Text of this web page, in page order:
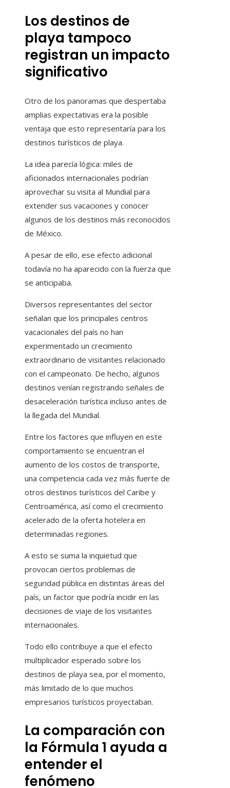
Los destinos de
playa tampoco
registran un impacto
significativo
Otro de los panoramas que despertaba
amplias expectativas era la posible
ventaja que esto representaría para los
destinos turísticos de playa.
La idea parecía lógica: miles de
aficionados internacionales podrían
aprovechar su visita al Mundial para
extender sus vacaciones y conocer
algunos de los destinos más reconocidos
de México.
A pesar de ello, ese efecto adicional
todavía no ha aparecido con la fuerza que
se anticipaba.
Diversos representantes del sector
señalan que los principales centros
vacacionales del país no han
experimentado un crecimiento
extraordinario de visitantes relacionado
con el campeonato. De hecho, algunos
destinos venían registrando señales de
desaceleración turística incluso antes de
la llegada del Mundial.
Entre los factores que influyen en este
comportamiento se encuentran el
aumento de los costos de transporte,
una competencia cada vez más fuerte de
otros destinos turísticos del Caribe y
Centroamérica, así como el crecimiento
acelerado de la oferta hotelera en
determinadas regiones.
A esto se suma la inquietud que
provocan ciertos problemas de
seguridad pública en distintas áreas del
país, un factor que podría incidir en las
decisiones de viaje de los visitantes
internacionales.
Todo ello contribuye a que el efecto
multiplicador esperado sobre los
destinos de playa sea, por el momento,
más limitado de lo que muchos
empresarios turísticos proyectaban.
La comparación con
la Fórmula 1 ayuda a
entender el
fenómeno